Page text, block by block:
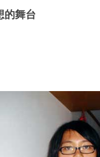
的舞台